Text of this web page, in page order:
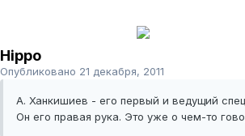
Hippo
Опубликовано 21 декабря, 2011
А. Ханкишиев - его первый и ведущий
Он его правая рука. Это уже о чем-то